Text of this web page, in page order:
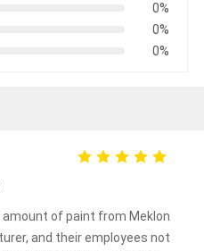
0%
0%
0%
amount of paint from Meklon
and their employees not